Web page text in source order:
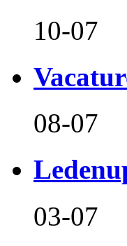
10-07
08-07
03-07